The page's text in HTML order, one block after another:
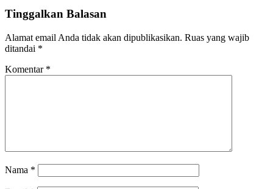
Tinggalkan Balasan
Alamat email Anda tidak akan dipublikasikan. Ruas yang wajib
ditandai *
Komentar *
Nama *